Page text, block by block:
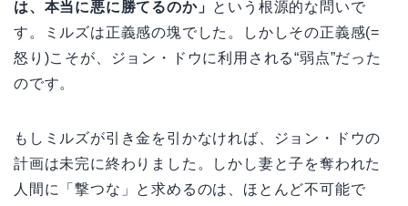
は、本当に悪に勝てるのか」 という根源的な問いで
す。ミルズは正義感の塊でした。しかしその正義感(=
怒り)こそが、ジョン・ドウに利用される“弱点”だった
のです。
もしミルズが引き金を引かなければ、ジョン・ドウの
計画は未完に終わりました。しかし妻と子を奪われた
人間に「撃つな」と求めるのは、ほとんど不可能で